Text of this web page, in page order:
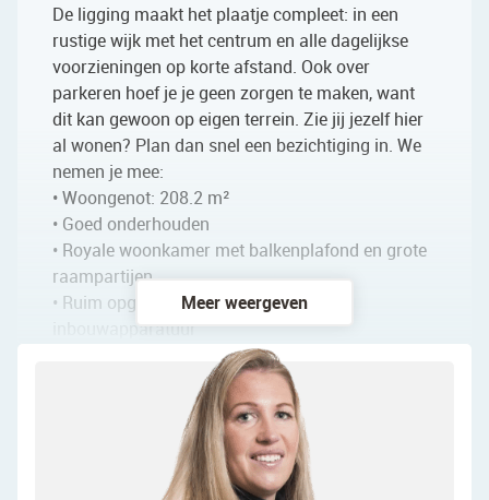
De ligging maakt het plaatje compleet: in een
rustige wijk met het centrum en alle dagelijkse
voorzieningen op korte afstand. Ook over
parkeren hoef je je geen zorgen te maken, want
dit kan gewoon op eigen terrein. Zie jij jezelf hier
al wonen? Plan dan snel een bezichtiging in. We
nemen je mee:
• Woongenot: 208.2 m²
• Goed onderhouden
• Royale woonkamer met balkenplafond en grote
raampartijen
• Ruim opgezette keuken met diverse
inbouwapparatuur
• Grote zitkamer met openslaande tuindeuren
• Nette badkamer met toilet, dubbele wastafel,
ligbad en inloopdouche
• Vier slaapkamers
• Kelder en bergvliering aanwezig
• Zeer grote tuin met meerdere overkappingen
Meer weergeven